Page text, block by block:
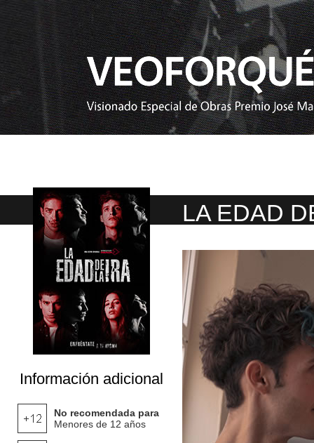
Información adicional
No recomendada para
Menores de 12 años
LA EDAD